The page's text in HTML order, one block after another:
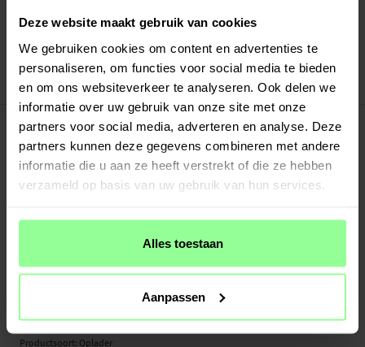
Deze website maakt gebruik van cookies
We gebruiken cookies om content en advertenties te
personaliseren, om functies voor social media te bieden
en om ons websiteverkeer te analyseren. Ook delen we
informatie over uw gebruik van onze site met onze
partners voor social media, adverteren en analyse. Deze
partners kunnen deze gegevens combineren met andere
informatie die u aan ze heeft verstrekt of die ze hebben
verzameld op basis van uw gebruik van hun services.
Alles toestaan
Aanpassen
Verstuurd vanuit ons magazijn in Zweden
Art number:48877
PRODUCTBESCHRIJVING
lader met Power Delivery-technologie levert tot 20 W aan vermogen, waardoor
je apparaat razendsnel wordt opgeladen. In combinatie met het twee meter
lange laadsnoer heb je een perfecte lader waarmee je je apparaat kunt opladen
Deze stevige oplaadkabel is van hoge kwaliteit voor een lange levensduur. De
- Google Pixel 7 Pro (6.7" 2022) GP4BC / GE2AE / GFE4J
Productsoort: Oplader